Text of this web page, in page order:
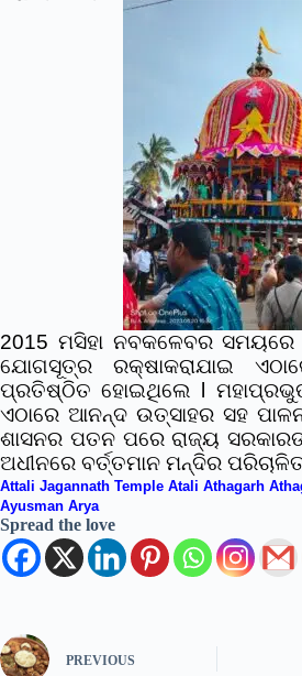
2015 ମସିହା ନବକଳେବର
ଯୋଗସୂତ୍ର ରକ୍ଷାକରାଯାଇ
ପ୍ରତିଷ୍ଠିତ ହୋଇଥିଲେ l
ଏଠାରେ ଆନନ୍ଦ ଉତ୍ସାହର ସହ
ଶାସନର ପତନ ପରେ ରାଜ୍ୟ
ଅଧୀନରେ ବର୍ତ୍ତମାନ ମନ୍ଦିର ପରିଚାଳିତ
Attali Jagannath Temple Atali Athagarh
Ayusman Arya
Spread the love
PREVIOUS